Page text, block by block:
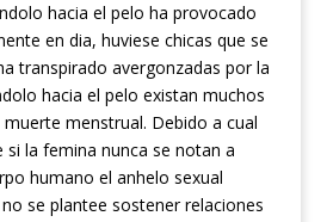
hacia el pelo ha provocado
en dia, huviese chicas que se
transpirado avergonzadas por la
hacia el pelo existan muchos
menstrual. Debido a cual
si la femina nunca se notan a
humano el anhelo sexual
se plantee sostener relaciones